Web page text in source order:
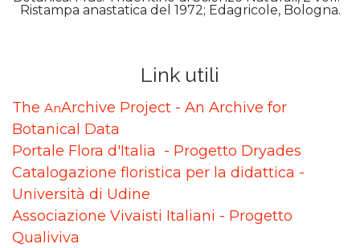
Ristampa anastatica del 1972; Edagricole, Bologna.
Link utili
The AnArchive Project - An Archive for
Botanical Data
Portale Flora d'Italia - Progetto Dryades
Catalogazione floristica per la didattica -
Università di Udine
Associazione Vivaisti Italiani - Progetto
Qualiviva